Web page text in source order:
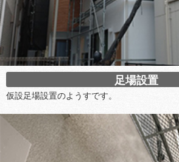
足場設置
仮設足場設置のようすです。